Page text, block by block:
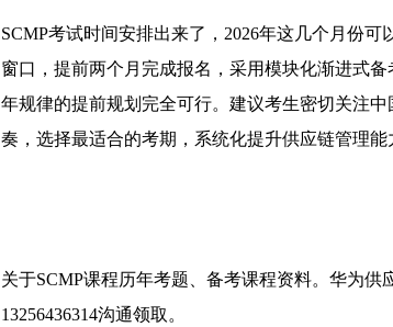
SCMP考试时间安排出来了，2026年这几个月份
窗口，提前两个月完成报名，采用模块化渐进式
年规律的提前规划完全可行。建议考生密切关注
奏，选择最适合的考期，系统化提升供应链管理能
关于SCMP课程历年考题、备考课程资料。华为
13256436314沟通领取。